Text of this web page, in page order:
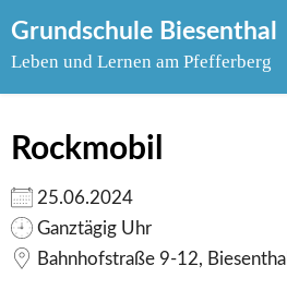
to
Grundschule Biesenthal
Leben und Lernen am Pfefferberg
Rockmobil
25.06.2024
Ganztägig Uhr
Bahnhofstraße 9-12, Biesenthal